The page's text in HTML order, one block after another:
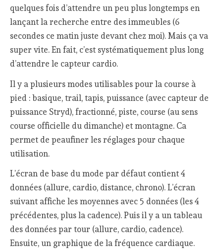
quelques fois d’attendre un peu plus longtemps en
lançant la recherche entre des immeubles (6
secondes ce matin juste devant chez moi). Mais ça va
super vite. En fait, c’est systématiquement plus long
d’attendre le capteur cardio.
Il y a plusieurs modes utilisables pour la course à
pied : basique, trail, tapis, puissance (avec capteur de
puissance Stryd), fractionné, piste, course (au sens
course officielle du dimanche) et montagne. Ca
permet de peaufiner les réglages pour chaque
utilisation.
L’écran de base du mode par défaut contient 4
données (allure, cardio, distance, chrono). L’écran
suivant affiche les moyennes avec 5 données (les 4
précédentes, plus la cadence). Puis il y a un tableau
des données par tour (allure, cardio, cadence).
Ensuite, un graphique de la fréquence cardiaque.